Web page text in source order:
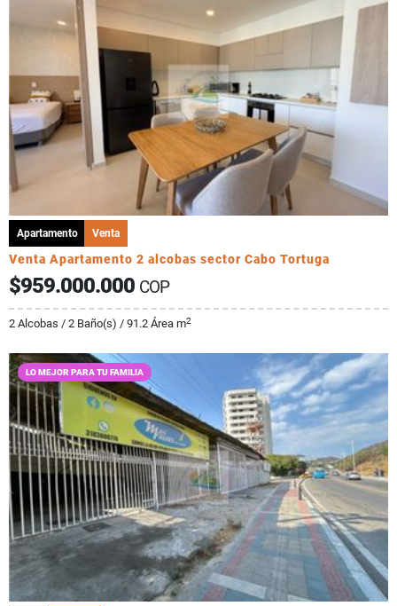
Apartamento Venta
Venta Apartamento 2 alcobas sector Cabo Tortuga
$959.000.000 COP
2 Alcobas / 2 Baño(s) / 91.2 Área m2
LO MEJOR PARA TU FAMILIA